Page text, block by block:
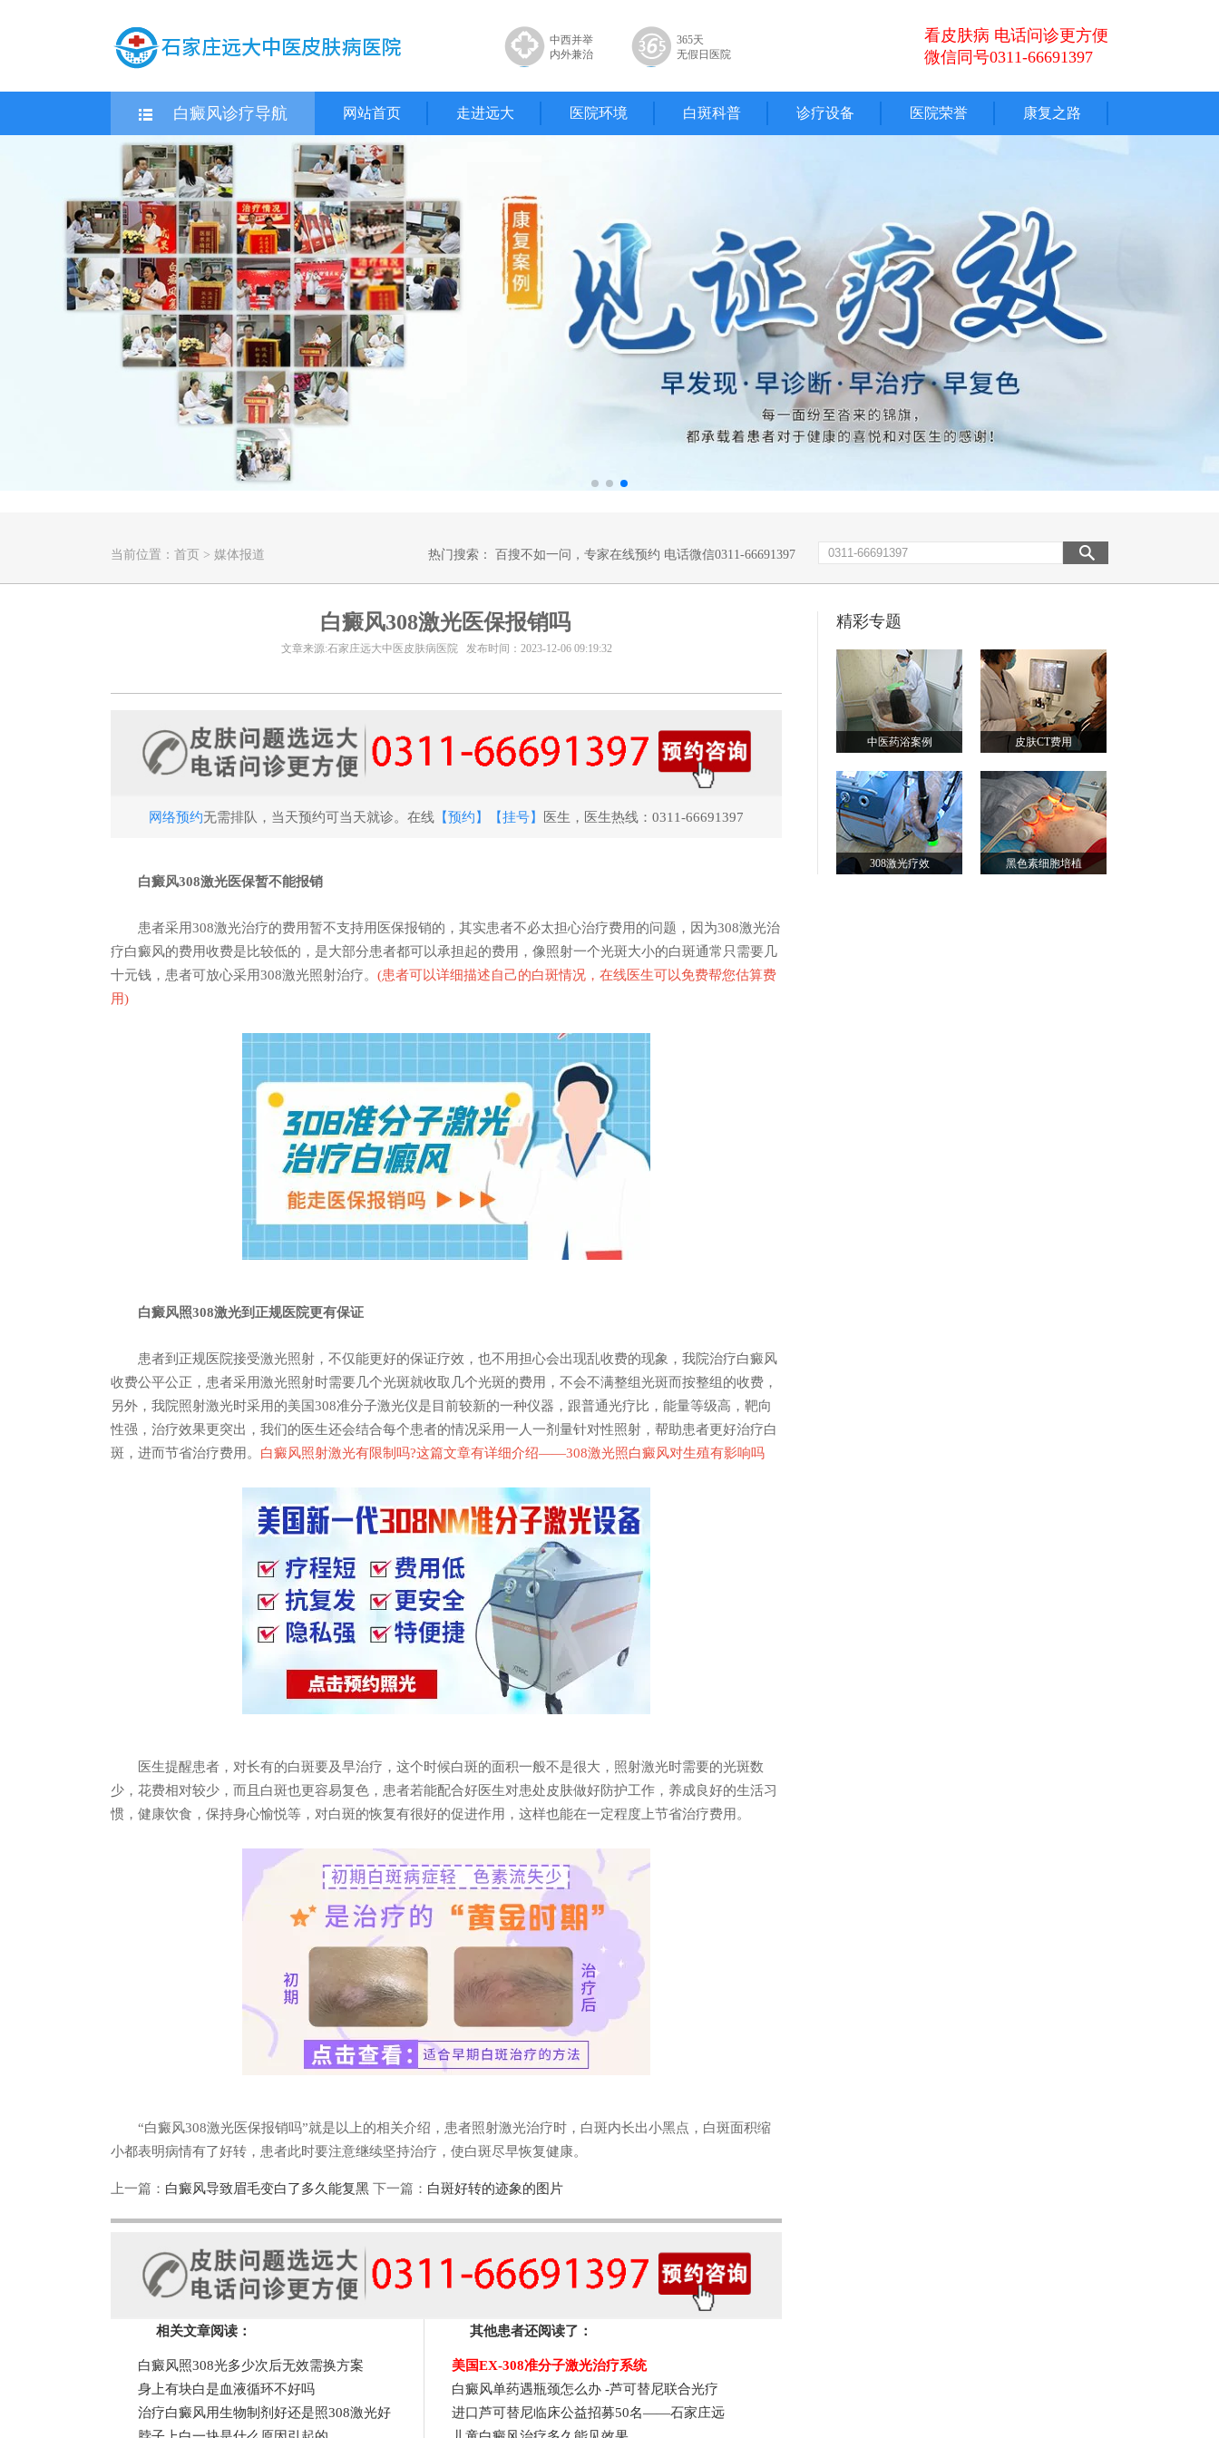
中西并举
内外兼治
365天
无假日医院
看皮肤病 电话问诊更方便
微信同号0311-66691397
白癜风诊疗导航 网站首页 走进远大 医院环境 白斑科普 诊疗设备 医院荣誉 康复之路
当前位置： 首页 > 媒体报道 热门搜索： 百搜不如一问，专家在线预约 电话微信0311-66691397
白癜风308激光医保报销吗
文章来源:石家庄远大中医皮肤病医院 发布时间：2023-12-06 09:19:32
网络预约无需排队，当天预约可当天就诊。在线 【预约】 【挂号】 医生，医生热线：0311-66691397
白癜风308激光医保暂不能报销
患者采用308激光治疗的费用暂不支持用医保报销的，其实患者不必太担心治疗费用的问题，因为308激光治
疗白癜风的费用收费是比较低的，是大部分患者都可以承担起的费用，像照射一个光斑大小的白斑通常只需要几
十元钱，患者可放心采用308激光照射治疗。 (患者可以详细描述自己的白斑情况，在线医生可以免费帮您估算费
用)
白癜风照308激光到正规医院更有保证
患者到正规医院接受激光照射，不仅能更好的保证疗效，也不用担心会出现乱收费的现象，我院治疗白癜风
收费公平公正，患者采用激光照射时需要几个光斑就收取几个光斑的费用，不会不满整组光斑而按整组的收费，
另外，我院照射激光时采用的美国308准分子激光仪是目前较新的一种仪器，跟普通光疗比，能量等级高，靶向
性强，治疗效果更突出，我们的医生还会结合每个患者的情况采用一人一剂量针对性照射，帮助患者更好治疗白
斑，进而节省治疗费用。 白癜风照射激光有限制吗?这篇文章有详细介绍——308激光照白癜风对生殖有影响吗
医生提醒患者，对长有的白斑要及早治疗，这个时候白斑的面积一般不是很大，照射激光时需要的光斑数
少，花费相对较少，而且白斑也更容易复色，患者若能配合好医生对患处皮肤做好防护工作，养成良好的生活习
惯，健康饮食，保持身心愉悦等，对白斑的恢复有很好的促进作用，这样也能在一定程度上节省治疗费用。
“白癜风308激光医保报销吗”就是以上的相关介绍，患者照射激光治疗时，白斑内长出小黑点，白斑面积缩
小都表明病情有了好转，患者此时要注意继续坚持治疗，使白斑尽早恢复健康。
上一篇： 白癜风导致眉毛变白了多久能复黑 下一篇： 白斑好转的迹象的图片
相关文章阅读：
白癜风照308光多少次后无效需换方案
身上有块白是血液循环不好吗
治疗白癜风用生物制剂好还是照308激光好
其他患者还阅读了：
美国EX-308准分子激光治疗系统
白癜风单药遇瓶颈怎么办 -芦可替尼联合光疗
进口芦可替尼临床公益招募50名——石家庄远
精彩专题
中医药浴案例 皮肤CT费用
308激光疗效 黑色素细胞培植